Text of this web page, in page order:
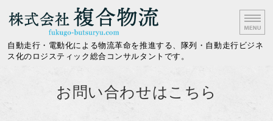
自動走行・電動化による物流革命を推進する、隊列・自動走行ビジネ
ス化のロジスティック総合コンサルタントです。
お問い合わせはこちら